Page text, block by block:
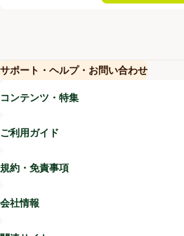
サポート・ヘルプ・お問い合わせ
(新しいウィンドウで開く)
コンテンツ・特集
ご利用ガイド
規約・免責事項
会社情報